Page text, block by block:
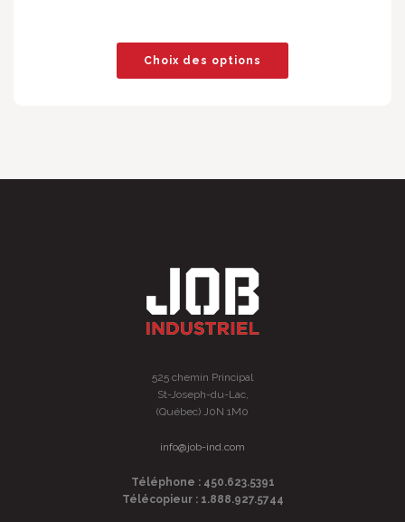
Choix des options
525 chemin Principal
St-Joseph-du-Lac,
(Québec) J0N 1M0
info@job-ind.com
Téléphone : 450.623.5391
Télécopieur : 1.888.927.5744